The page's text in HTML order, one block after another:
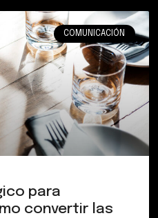
COMUNICACIÓN
para
convertir las